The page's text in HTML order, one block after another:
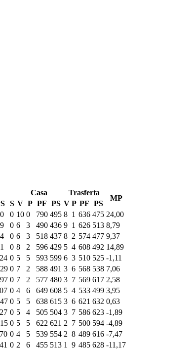
Casa Trasferta
MP
S V P PF PS V P PF PS
0 10 0 790 495 8 1 636 475 24,00
0 6 3 490 436 9 1 626 513 8,79
0 6 3 518 437 8 2 574 477 9,37
0 8 2 596 429 5 4 608 492 14,89
0 5 5 593 599 6 3 510 525 -1,11
0 7 2 588 491 3 6 568 538 7,06
0 7 2 577 480 3 7 569 617 2,58
0 4 6 649 608 5 4 533 499 3,95
0 5 5 638 615 3 6 621 632 0,63
0 5 4 505 504 3 7 586 623 -1,89
0 5 5 622 621 2 7 500 594 -4,89
0 4 5 539 554 2 8 489 616 -7,47
0 2 6 455 513 1 9 485 628 -11,17